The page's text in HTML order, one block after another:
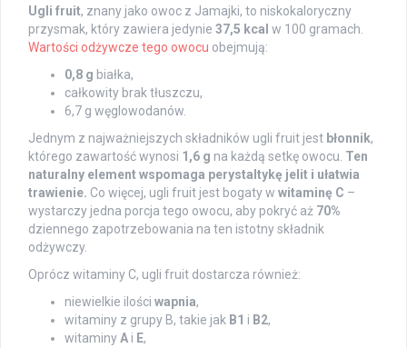
Ugli fruit, znany jako owoc z Jamajki, to niskokaloryczny
przysmak, który zawiera jedynie 37,5 kcal w 100 gramach.
Wartości odżywcze tego owocu obejmują:
0,8 g białka,
całkowity brak tłuszczu,
6,7 g węglowodanów.
Jednym z najważniejszych składników ugli fruit jest błonnik,
którego zawartość wynosi 1,6 g na każdą setkę owocu. Ten
naturalny element wspomaga perystaltykę jelit i ułatwia
trawienie. Co więcej, ugli fruit jest bogaty w witaminę C –
wystarczy jedna porcja tego owocu, aby pokryć aż 70%
dziennego zapotrzebowania na ten istotny składnik
odżywczy.
Oprócz witaminy C, ugli fruit dostarcza również:
niewielkie ilości wapnia,
witaminy z grupy B, takie jak B1 i B2,
witaminyA i E,